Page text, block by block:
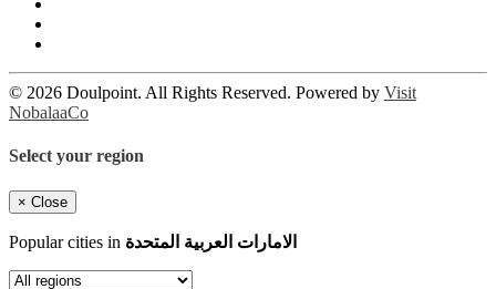
© 2026 Doulpoint. All Rights Reserved. Powered by Visit
NobalaaCo
Select your region
× Close
Popular cities in الامارات العربية المتحدة